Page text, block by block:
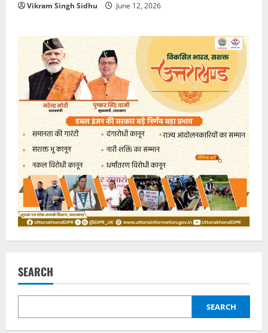
Vikram Singh Sidhu June 12, 2026
SEARCH
SEARCH